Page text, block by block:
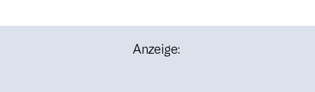
Anzeige: